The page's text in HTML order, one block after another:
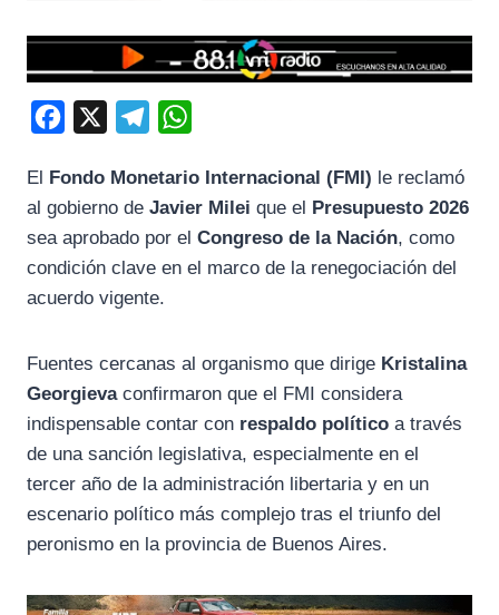
c
e
b
l
e
g
a
t
El Fondo Monetario Internacional (FMI) le reclamó
al gobierno de Javier Milei que el Presupuesto 2026
sea aprobado por el Congreso de la Nación, como
condición clave en el marco de la renegociación del
acuerdo vigente.
Fuentes cercanas al organismo que dirige Kristalina
Georgievaconfirmaron que el FMI considera
indispensable contar con respaldo político a través
de una sanción legislativa, especialmente en el
tercer año de la administración libertaria y en un
escenario político más complejo tras el triunfo del
peronismo en la provincia de Buenos Aires.